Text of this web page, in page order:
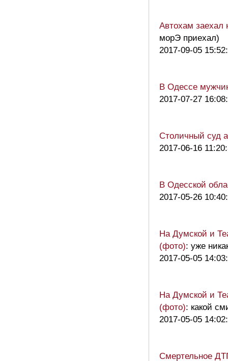
Автохам заехал
морЭ приехал)
2017-09-05
В Одессе
2017-07-27
Столичный суд
2017-06-16
В Одесской
2017-05-26
На Думской и
(фото): уже
2017-05-05
На Думской и
(фото): какой
2017-05-05
Смертельное